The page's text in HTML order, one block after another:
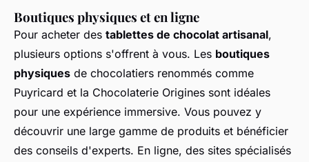
Boutiques physiques et en ligne
Pour acheter des tablettes de chocolat artisanal,
plusieurs options s'offrent à vous. Les boutiques
physiques de chocolatiers renommés comme
Puyricard et la Chocolaterie Origines sont idéales
pour une expérience immersive. Vous pouvez y
découvrir une large gamme de produits et bénéficier
des conseils d'experts. En ligne, des sites spécialisés